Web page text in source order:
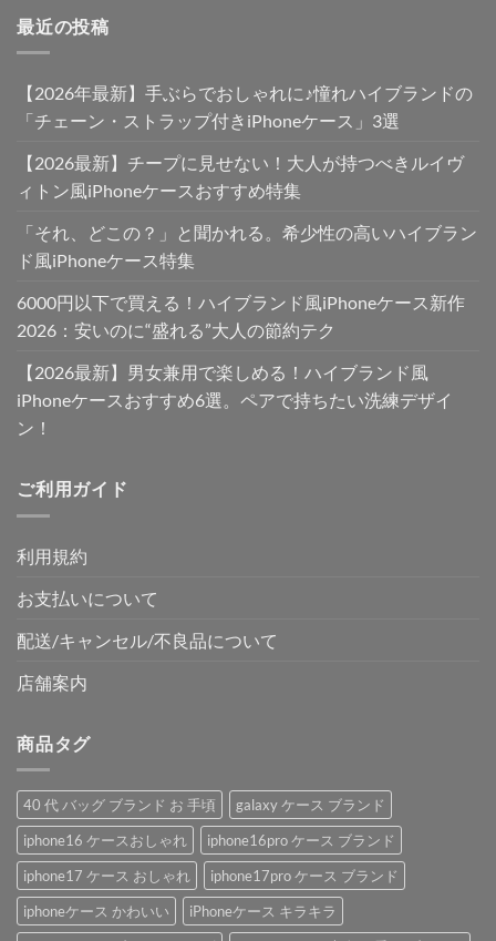
最近の投稿
【2026年最新】手ぶらでおしゃれに♪憧れハイブランドの
「チェーン・ストラップ付きiPhoneケース」3選
【2026最新】チープに見せない！大人が持つべきルイヴ
ィトン風iPhoneケースおすすめ特集
「それ、どこの？」と聞かれる。希少性の高いハイブラン
ド風iPhoneケース特集
6000円以下で買える！ハイブランド風iPhoneケース新作
2026：安いのに“盛れる”大人の節約テク
【2026最新】男女兼用で楽しめる！ハイブランド風
iPhoneケースおすすめ6選。ペアで持ちたい洗練デザイ
ン！
ご利用ガイド
利用規約
お支払いについて
配送/キャンセル/不良品について
店舗案内
商品タグ
40 代 バッグ ブランド お 手頃
galaxy ケース ブランド
iphone16 ケースおしゃれ
iphone16pro ケース ブランド
iphone17 ケース おしゃれ
iphone17pro ケース ブランド
iphoneケース かわいい
iPhoneケース キラキラ